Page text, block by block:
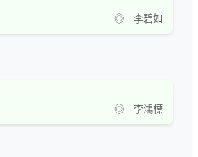
◎ 李碧如
◎ 李鴻標